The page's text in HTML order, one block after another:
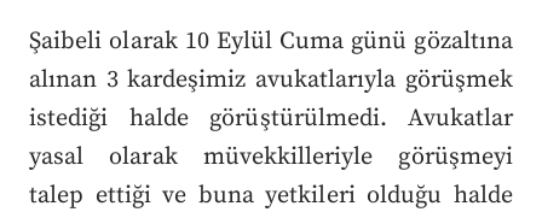
Şaibeli olarak 10 Eylül Cuma günü gözaltına
alınan 3 kardeşimiz avukatlarıyla görüşmek
istediği halde görüştürülmedi. Avukatlar
yasal olarak müvekkilleriyle görüşmeyi
talep ettiği ve buna yetkileri olduğu halde